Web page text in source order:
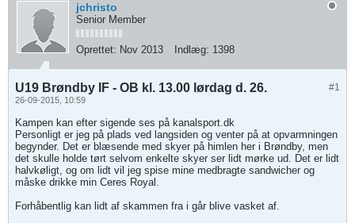
jchristo
Senior Member
Oprettet: Nov 2013 Indlæg: 1398
#1
U19 Brøndby IF - OB kl. 13.00 lørdag d. 26.
26-09-2015, 10:59
Kampen kan efter sigende ses på kanalsport.dk
Personligt er jeg på plads ved langsiden og venter på at opvarmningen
begynder. Det er blæsende med skyer på himlen her i Brøndby, men
det skulle holde tørt selvom enkelte skyer ser lidt mørke ud. Det er lidt
halvkøligt, og om lidt vil jeg spise mine medbragte sandwicher og
måske drikke min Ceres Royal.
Forhåbentlig kan lidt af skammen fra i går blive vasket af.